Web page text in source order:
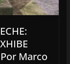
Marco